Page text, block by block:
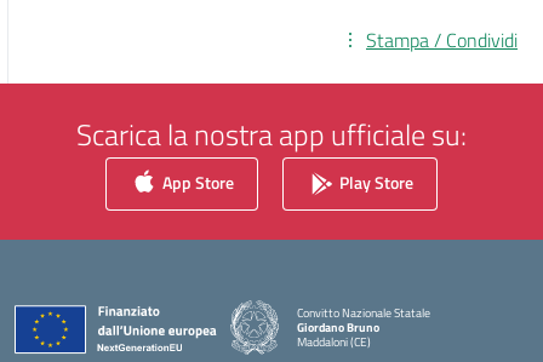
Stampa / Condividi
Scarica la nostra app ufficiale su:
App Store Play Store
Convitto Nazionale Statale
Giordano Bruno
Maddaloni (CE)